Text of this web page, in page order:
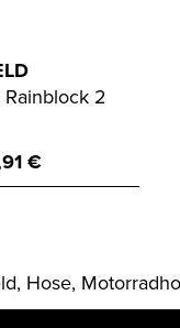
2
€
Hose,